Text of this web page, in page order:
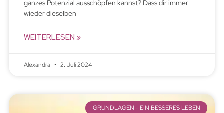
ganzes Potenzial ausschöpfen kannst? Dass dir immer
wieder dieselben
WEITERLESEN »
Alexandra 2. Juli 2024
GRUNDLAGEN - EIN BESSERES LEBEN